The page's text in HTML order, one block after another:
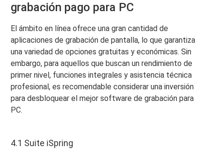
grabación pago para PC
El ámbito en línea ofrece una gran cantidad de
aplicaciones de grabación de pantalla, lo que garantiza
una variedad de opciones gratuitas y económicas. Sin
embargo, para aquellos que buscan un rendimiento de
primer nivel, funciones integrales y asistencia técnica
profesional, es recomendable considerar una inversión
para desbloquear el mejor software de grabación para
PC.
4.1 Suite iSpring